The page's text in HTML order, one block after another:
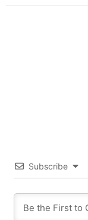
Subscribe